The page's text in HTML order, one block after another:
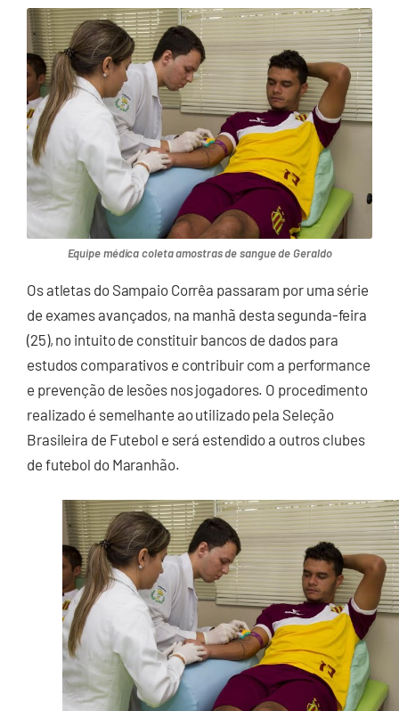
Equipe médica coleta amostras de sangue de Geraldo
Os atletas do Sampaio Corrêa passaram por uma série
de exames avançados, na manhã desta segunda-feira
(25), no intuito de constituir bancos de dados para
estudos comparativos e contribuir com a performance
e prevenção de lesões nos jogadores. O procedimento
realizado é semelhante ao utilizado pela Seleção
Brasileira de Futebol e será estendido a outros clubes
de futebol do Maranhão.